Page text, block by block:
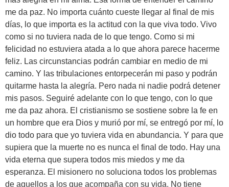
me da paz. No importa cuánto cueste llegar al final de mis
días, lo que importa es la actitud con la que viva todo. Vivo
como si no tuviera nada de lo que tengo. Como si mi
felicidad no estuviera atada a lo que ahora parece hacerme
feliz. Las circunstancias podrán cambiar en medio de mi
camino. Y las tribulaciones entorpecerán mi paso y podrán
quitarme hasta la alegría. Pero nada ni nadie podrá detener
mis pasos. Seguiré adelante con lo que tengo, con lo que
me da paz ahora. El cristianismo se sostiene sobre la fe en
un hombre que era Dios y murió por mí, se entregó por mí, lo
dio todo para que yo tuviera vida en abundancia. Y para que
supiera que la muerte no es nunca el final de todo. Hay una
vida eterna que supera todos mis miedos y me da
esperanza. El misionero no soluciona todos los problemas
de aquellos a los que acompaña con su vida. No tiene